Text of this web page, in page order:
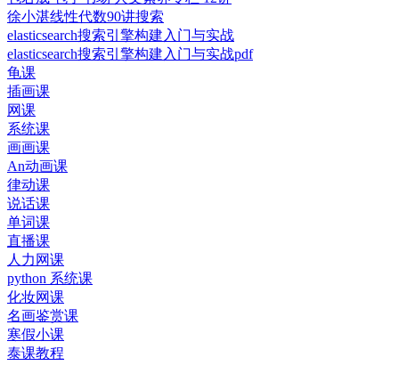
徐小湛线性代数90讲搜索
elasticsearch搜索引擎构建入门与实战
elasticsearch搜索引擎构建入门与实战pdf
龟课
插画课
网课
系统课
画画课
An动画课
律动课
说话课
单词课
直播课
人力网课
python 系统课
化妆网课
名画鉴赏课
寒假小课
泰课教程